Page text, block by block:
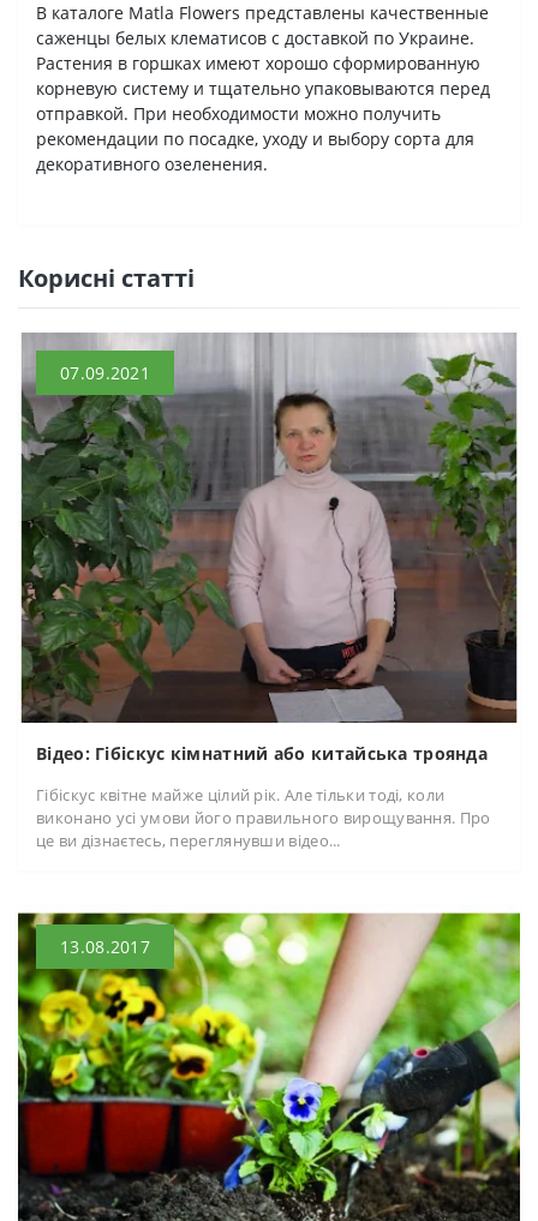
В каталоге Matla Flowers представлены качественные
саженцы белых клематисов с доставкой по Украине.
Растения в горшках имеют хорошо сформированную
корневую систему и тщательно упаковываются перед
отправкой. При необходимости можно получить
рекомендации по посадке, уходу и выбору сорта для
декоративного озеленения.
Кориснi статтi
07.09.2021
Відео: Гібіскус кімнатний або китайська троянда
Гібіскус квітне майже цілий рік. Але тільки тоді, коли
виконано усі умови його правильного вирощування. Про
це ви дізнаєтесь, переглянувши відео...
13.08.2017